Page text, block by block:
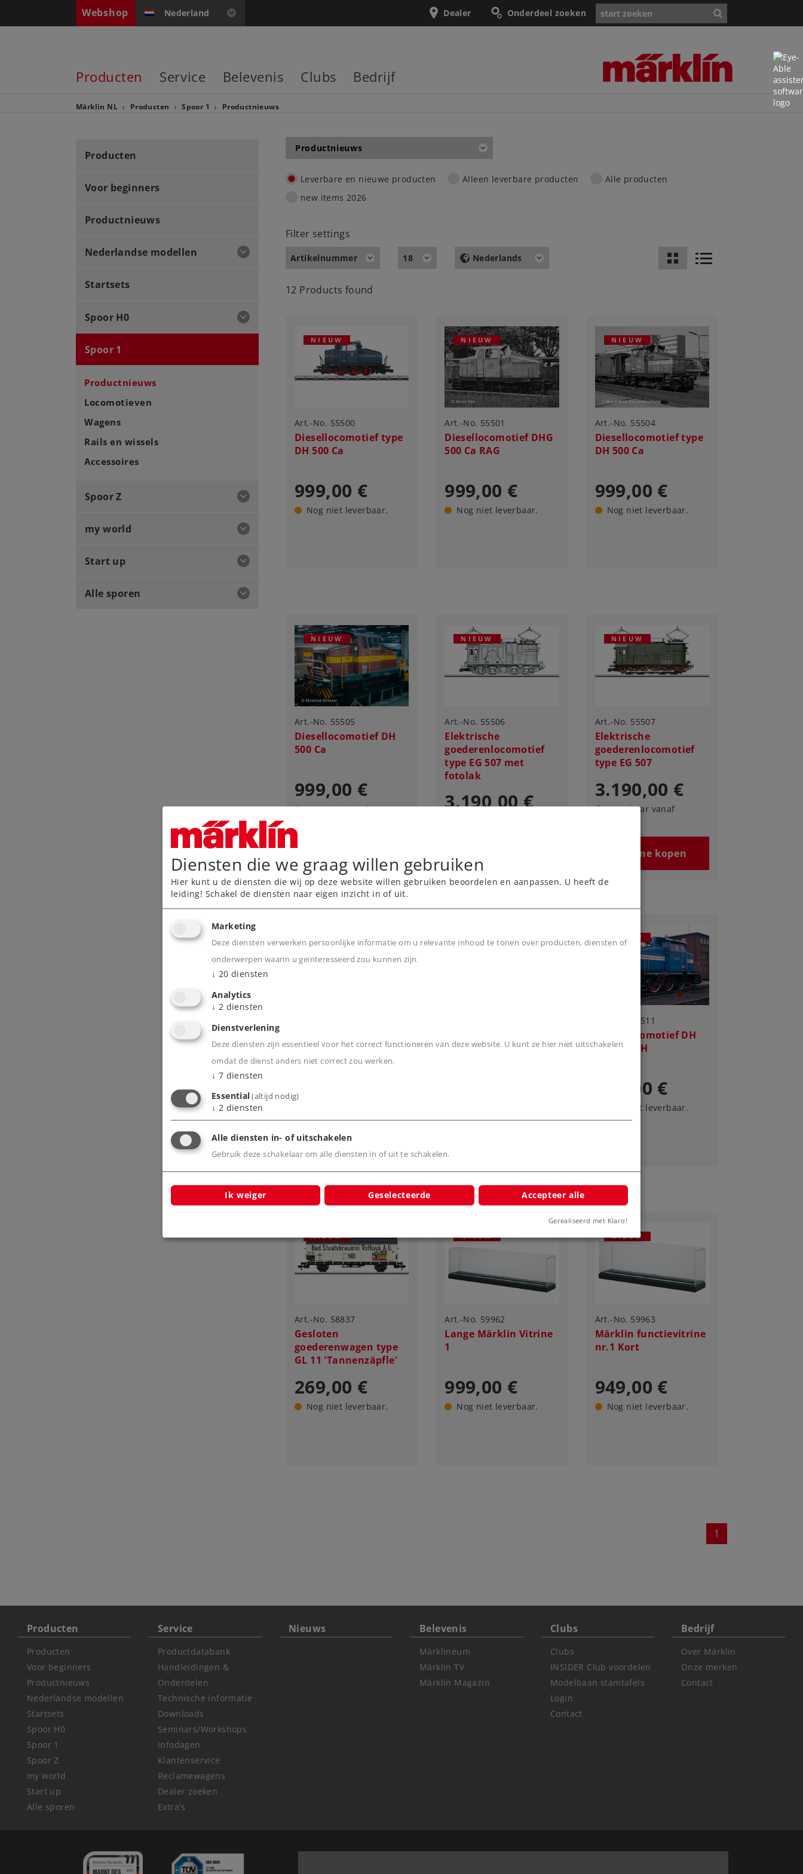
Webshop Nederland Onderdeel zoeken
Dealer
Producten Service Belevenis Clubs Bedrijf
Märklin NL Producten Spoor 1 Productnieuws
Producten
Voor beginners
Productnieuws
Nederlandse modellen
Startsets
Spoor H0
Spoor 1
Productnieuws
Locomotieven
Wagens
Rails en wissels
Accessoires
Spoor Z
my world
Start up
Alle sporen
Productnieuws
Leverbare en nieuwe producten Alleen leverbare producten
Alle producten
new items 2026
Filter settings
Artikelnummer 18 Nederlands
12 Products found
NIEUW
Art.-No. 55500
Diesellocomotief type
DH 500 Ca
999,00 €
Nog niet leverbaar.
NIEUW
Art.-No. 55501
Diesellocomotief DHG
500 Ca RAG
999,00 €
Nog niet leverbaar.
NIEUW
Art.-No. 55504
Diesellocomotief type
DH 500 Ca
999,00 €
Nog niet leverbaar.
NIEUW
Art.-No. 55505
Diesellocomotief DH
500 Ca
999,00 €
Nog niet leverbaar.
NIEUW
Art.-No. 55506
Elektrische
goederenlocomotief
type EG 507 met
fotolak
3.190,00 €
Online kopen
NIEUW
Art.-No. 55507
Elektrische
goederenlocomotief
type EG 507
3.190,00 €
Leverbaar vanaf
Online kopen
goederenlocomotief
type E 70 08
3.190,00 €
fabriek.
Online kopen
goederenlocomotief
Leverbaar vanaf
NIEUW
Art.-No. 55511
Diesellocomotief DH
500 Ca E+H
999,00 €
Nog niet leverbaar.
NIEUW
Art.-No. 58837
Gesloten
goederenwagen type
GL 11 'Tannenzäpfle'
269,00 €
Nog niet leverbaar.
NIEUW
Art.-No. 59962
Lange Märklin Vitrine
1
999,00 €
Nog niet leverbaar.
NIEUW
Art.-No. 59963
Märklin functievitrine
nr.1 Kort
949,00 €
Nog niet leverbaar.
1
Producten
Producten
Voor beginners
Productnieuws
Nederlandse modellen
Startsets
Spoor H0
Spoor 1
Spoor Z
my world
Start up
Alle sporen
Service
Productdatabank
Handleidingen &
Onderdelen
Technische informatie
Downloads
Seminars/Workshops
Infodagen
Klantenservice
Reclamewagens
Dealer zoeken
Extra's
Nieuws Belevenis
Märklineum
Märklin TV
Märklin Magazin
Clubs
Clubs
INSIDER Club voordelen
Modelbaan stamtafels
Login
Contact
Bedrijf
Over Märklin
Onze merken
Contact
Diensten die we graag willen gebruiken
Hier kunt u de diensten die wij op deze website willen gebruiken beoordelen en aanpassen. U heeft de
leiding! Schakel de diensten naar eigen inzicht in of uit.
Marketing
Deze diensten verwerken persoonlijke informatie om u relevante inhoud te tonen over producten, diensten of
onderwerpen waarin u geïnteresseerd zou kunnen zijn.
↓ 20 diensten
Analytics
↓ 2 diensten
Dienstverlening
Deze diensten zijn essentieel voor het correct functioneren van deze website. U kunt ze hier niet uitschakelen
omdat de dienst anders niet correct zou werken.
↓ 7 diensten
Essential(altijd nodig)
↓ 2 diensten
Alle diensten in- of uitschakelen
Gebruik deze schakelaar om alle diensten in of uit te schakelen.
Ik weiger Geselecteerde Accepteer alle
Gerealiseerd met Klaro!